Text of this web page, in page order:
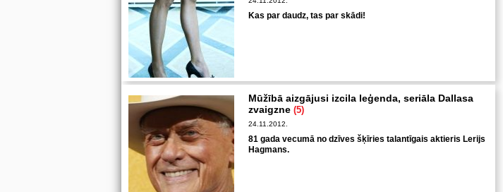
Kas par daudz, tas par skādi!
Mūžībā aizgājusi izcila leģenda, seriāla Dallasa
zvaigzne (5)
24.11.2012.
81 gada vecumā no dzīves šķīries talantīgais aktieris Lerijs
Hagmans.